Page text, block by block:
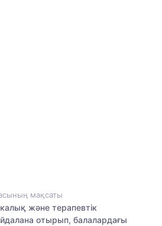
мақсаты
және терапевтік
отырып, балалардағы